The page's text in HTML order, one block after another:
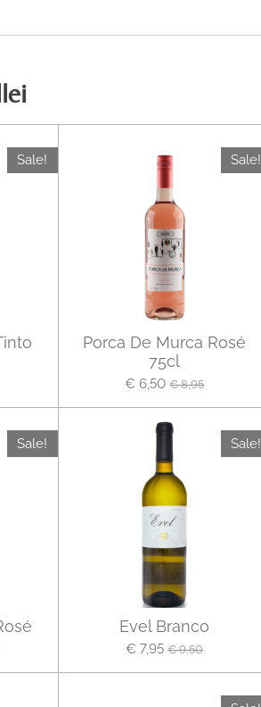
Sale! Sale!
Porca De Murca Rosé
75cl
€ 6,50 € 8,95
Sale! Sale!
Evel Branco
€ 7,95 € 9,50